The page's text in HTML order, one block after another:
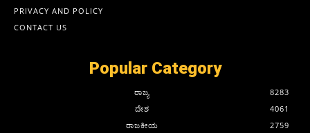
PRIVACY AND POLICY
CONTACT US
Popular Category
ರಾಜ್ಯ
8283
ದೇಶ
4061
ರಾಜಕೀಯ
2759